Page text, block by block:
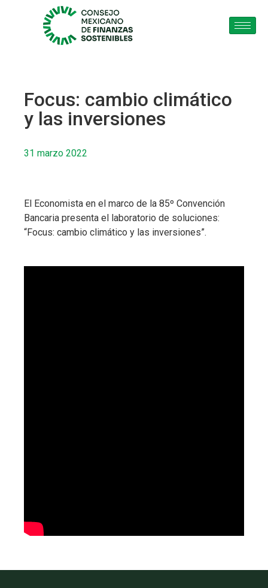
Focus: cambio climático
y las inversiones
31 marzo 2022
El Economista en el marco de la 85º Convención
Bancaria presenta el laboratorio de soluciones:
“Focus: cambio climático y las inversiones”.